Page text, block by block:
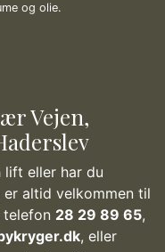
og olie.
Vejen,
eller har du
er altid velkommen til
28 29 89 65,
, eller